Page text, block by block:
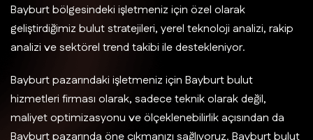
Bayburt bölgesindeki işletmeniz için özel olarak
geliştirdiğimiz bulut stratejileri, yerel teknoloji analizi, rakip
analizi ve sektörel trend takibi ile destekleniyor.
Bayburt pazarındaki işletmeniz için Bayburt bulut
hizmetleri firması olarak, sadece teknik olarak değil,
maliyet optimizasyonu ve ölçeklenebilirlik açısından da
Bayburt pazarında öne çıkmanızı sağlıyoruz. Bayburt bulut